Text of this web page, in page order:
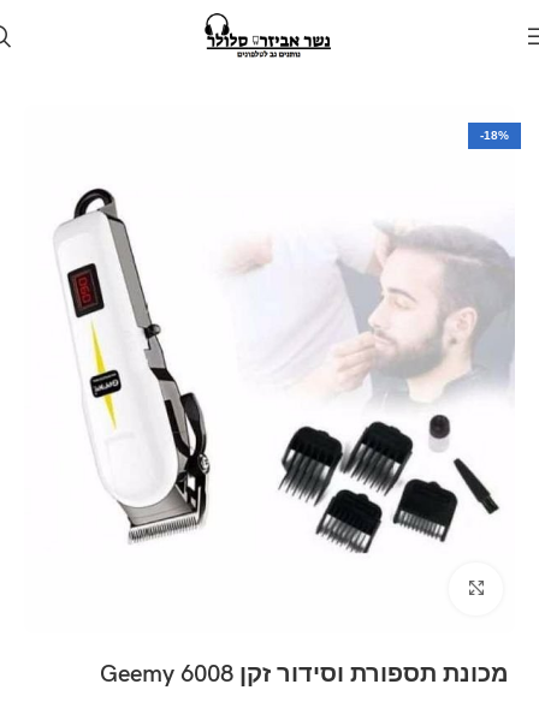
-18%
מכונת תספורת וסידור זקן Geemy 6008